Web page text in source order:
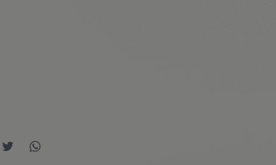
(optional)
Athletics, Pool, Cooperation Race… or Mass (optional)